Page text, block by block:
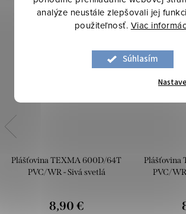
analýze neustále zlepšovali jej
použiteľnosť. Viac
Súhlasím
Plášťovina TEXMA 600D/64T
PVC/WR - Sivá svetlá
8,90 €
Plášťovina
PVC/